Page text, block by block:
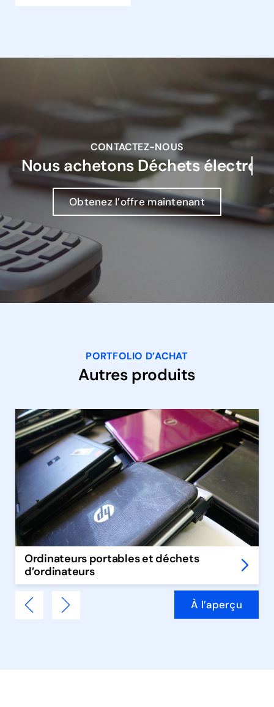
CONTACTEZ-NOUS
Nous achetons
Obtenez l’offre maintenant
PORTFOLIO D’ACHAT
Autres produits
Ordinateurs portables et déchets
d’ordinateurs
À l’aperçu